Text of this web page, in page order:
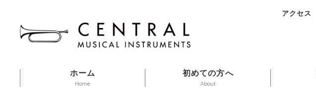
アクセス
ホーム
Home
初めての方へ
About